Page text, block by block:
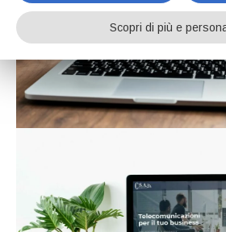
Scopri di più e